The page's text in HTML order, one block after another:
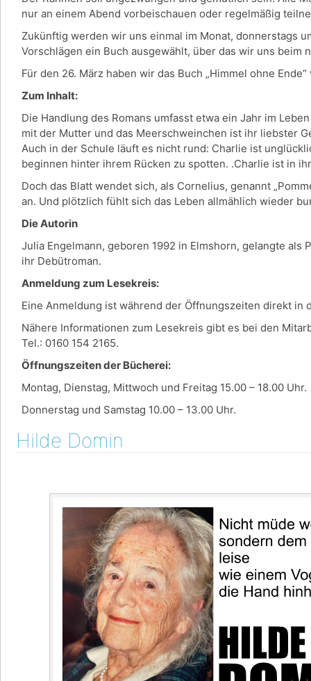
nur an einem Abend vorbeischauen oder regelmäßig
Zukünftig werden wir uns einmal im Monat, donnerstags
Vorschlägen ein Buch ausgewählt, über das wir uns beim
Für den 26. März haben wir das Buch „Himmel ohne
Zum Inhalt:
Die Handlung des Romans umfasst etwa ein Jahr im
mit der Mutter und das Meerschweinchen ist ihr liebster
Auch in der Schule läuft es nicht rund: Charlie ist
beginnen hinter ihrem Rücken zu spotten. .Charlie ist in
Doch das Blatt wendet sich, als Cornelius, genannt
an. Und plötzlich fühlt sich das Leben allmählich wieder
Die Autorin
Julia Engelmann, geboren 1992 in Elmshorn, gelangte
ihr Debütroman.
Anmeldung zum Lesekreis:
Eine Anmeldung ist während der Öffnungszeiten direkt
Nähere Informationen zum Lesekreis gibt es bei den
Tel.: 0160 154 2165.
Öffnungszeiten der Bücherei:
Montag, Dienstag, Mittwoch und Freitag 15.00 – 18.00 Uhr.
Donnerstag und Samstag 10.00 – 13.00 Uhr.
Hilde Domin